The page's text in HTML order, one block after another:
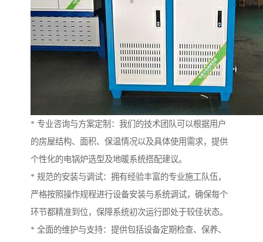
* 专业咨询与方案定制：我们的技术团队可以根据用户
的房屋结构、面积、保温情况以及具体使用需求，提供
个性化的电锅炉选型及地暖系统搭配建议。
* 规范的安装与调试：拥有经验丰富的专业施工队伍，
严格按照操作规程进行设备安装与系统调试，确保每个
环节都精准到位，保障系统初次运行即处于较佳状态。
* 全面的维护与支持：提供包括设备定期检查、保养、